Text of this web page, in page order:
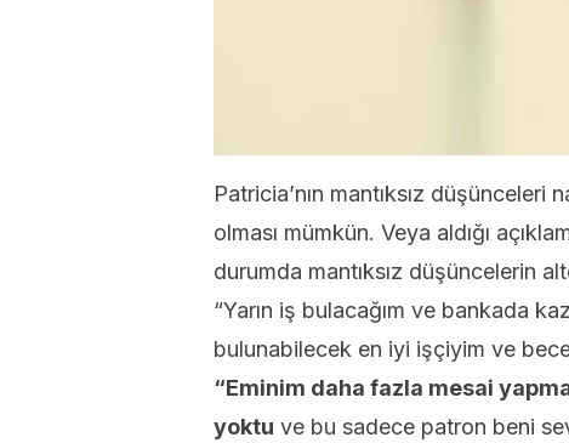
Patricia’nın mantıksız
olması mümkün. Veya aldığı
durumda mantıksız düşüncelerin
“Yarın iş bulacağım ve bankada
bulunabilecek en iyi işçiyim ve
“Eminim daha fazla mesai
yoktu ve bu sadece patron beni